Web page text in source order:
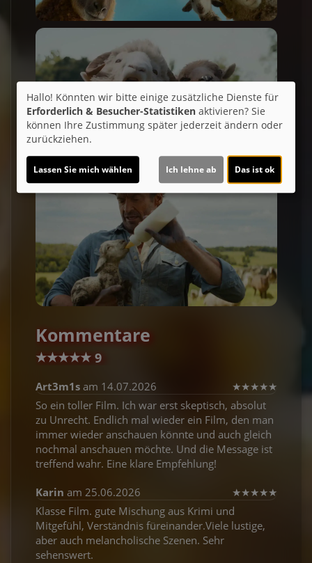
Kommentare
★★★★★ 9
Art3m1s am 14.07.2026 ★★★★★
So ein toller Film. Ich war erst skeptisch, absolut
zu Unrecht. Endlich mal wieder ein Film, den man
immer wieder anschauen könnte und auch gleich
nochmal anschauen möchte. Und die Message ist
treffend wahr. Eine klare Empfehlung!
Karin am 25.06.2026 ★★★★★
Klasse Film. gute Mischung aus Krimi und
Mitgefühl, Verständnis füreinander.Viele lustige,
aber auch melancholische Szenen. Sehr
sehenswert.
Hallo! Könnten wir bitte einige zusätzliche Dienste für
Erforderlich & Besucher-Statistiken aktivieren? Sie
können Ihre Zustimmung später jederzeit ändern oder
zurückziehen.
Lassen Sie mich wählen Ich lehne ab Das ist ok